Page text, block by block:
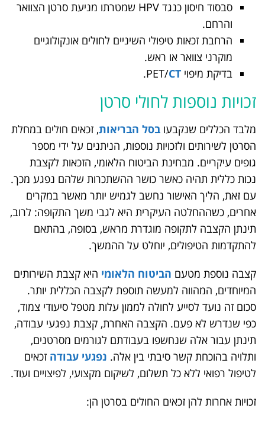
סבסוד חיסון כנגד HPV שמטרתו מניעת סרטן הצוואר
והרחם.
הרחבת זכאות טיפולי השיניים לחולים אונקולוגיים
מוקרני צוואר או ראש.
בדיקת מיפוי PET/ CT
.
זכויות נוספות לחולי סרטן
מלבד הכללים שנקבעו בסל הבריאות, זכאים חולים במחלת
הסרטן לשירותים ולזכויות נוספות, הניתנים על ידי מספר
גופים עיקריים. מבחינת הביטוח הלאומי, הזכאות לקצבת
נכות כללית תהיה כאשר כושר ההשתכרות שלהם נפגע מכך.
עם זאת, הליך האישור נחשב לגמיש יותר מאשר במקרים
אחרים, כשההחלטה העיקרית היא לגבי משך התקופה: לרוב,
תינתן הקצבה לתקופה מוגדרת מראש, בסופה, בהתאם
להתקדמות הטיפולים, יוחלט על ההמשך.
קצבה נוספת מטעם הביטוח הלאומי היא קצבת השירותים
המיוחדים, המהווה למעשה תוספת לקצבה הכללית יותר.
סכום זה נועד לסייע לחולה לממון עלות מטפל סיעודי צמוד,
כפי שנדרש לא פעם. הקצבה האחרת, קצבת נפגעי עבודה,
תינתן עבור אלה שנחשפו בעבודתם לגורמים מסרטנים,
ותלויה בהוכחת קשר סיבתי בין אלה. נפגעי עבודה זכאים
לטיפול רפואי ללא כל תשלום, לשיקום מקצועי, לפיצויים ועוד.
זכויות אחרות להן זכאים החולים בסרטן הן: